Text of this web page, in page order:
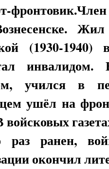
(1930-
инвалидом.
учился в
ушёл на
раз ранен,
окончил